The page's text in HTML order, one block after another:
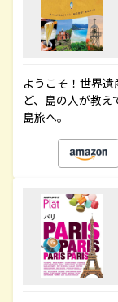
ようこそ！世界
ど、島の人が教え
島旅へ。